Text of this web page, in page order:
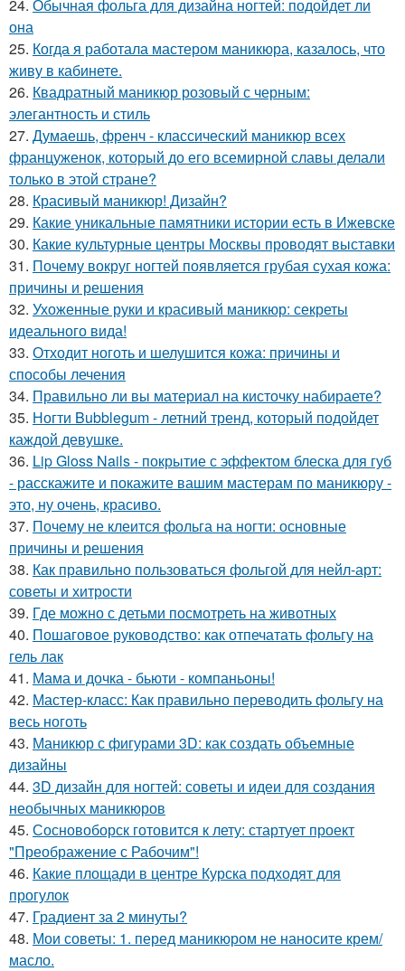
24. Обычная фольга для дизайна ногтей: подойдет ли
она
25. Когда я работала мастером маникюра, казалось, что
живу в кабинете.
26. Квадратный маникюр розовый с черным:
элегантность и стиль
27. Думаешь, френч - классический маникюр всех
француженок, который до его всемирной славы делали
только в этой стране?
28. Красивый маникюр! Дизайн?
29. Какие уникальные памятники истории есть в Ижевске
30. Какие культурные центры Москвы проводят выставки
31. Почему вокруг ногтей появляется грубая сухая кожа:
причины и решения
32. Ухоженные руки и красивый маникюр: секреты
идеального вида!
33. Отходит ноготь и шелушится кожа: причины и
способы лечения
34. Правильно ли вы материал на кисточку набираете?
35. Ногти Bubblegum - летний тренд, который подойдет
каждой девушке.
36. Lip Gloss Nails - покрытие с эффектом блеска для губ
- расскажите и покажите вашим мастерам по маникюру -
это, ну очень, красиво.
37. Почему не клеится фольга на ногти: основные
причины и решения
38. Как правильно пользоваться фольгой для нейл-арт:
советы и хитрости
39. Где можно с детьми посмотреть на животных
40. Пошаговое руководство: как отпечатать фольгу на
гель лак
41. Мама и дочка - бьюти - компаньоны!
42. Мастер-класс: Как правильно переводить фольгу на
весь ноготь
43. Маникюр с фигурами 3D: как создать объемные
дизайны
44. 3D дизайн для ногтей: советы и идеи для создания
необычных маникюров
45. Сосновоборск готовится к лету: стартует проект
"Преображение с Рабочим"!
46. Какие площади в центре Курска подходят для
прогулок
47. Градиент за 2 минуты?
48. Мои советы: 1. перед маникюром не наносите крем/
масло.